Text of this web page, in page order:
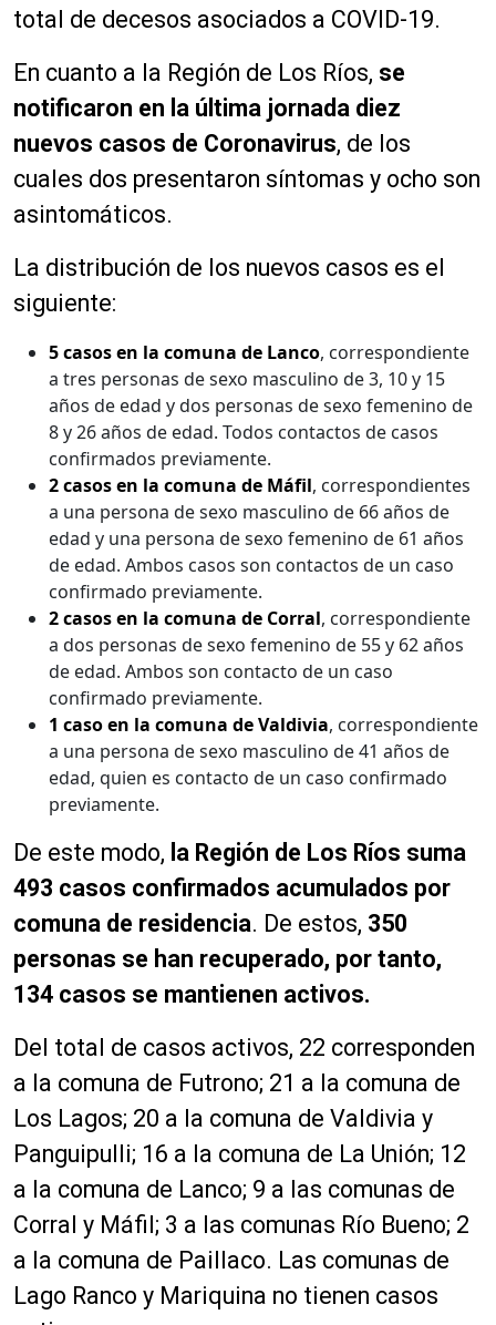
total de decesos asociados a COVID-19.
En cuanto a la Región de Los Ríos, se
notificaron en la última jornada diez
nuevos casos de Coronavirus, de los
cuales dos presentaron síntomas y ocho son
asintomáticos.
La distribución de los nuevos casos es el
siguiente:
5 casos en la comuna de Lanco, correspondiente
a tres personas de sexo masculino de 3, 10 y 15
años de edad y dos personas de sexo femenino de
8 y 26 años de edad. Todos contactos de casos
confirmados previamente.
2 casos en la comuna de Máfil, correspondientes
a una persona de sexo masculino de 66 años de
edad y una persona de sexo femenino de 61 años
de edad. Ambos casos son contactos de un caso
confirmado previamente.
2 casos en la comuna de Corral, correspondiente
a dos personas de sexo femenino de 55 y 62 años
de edad. Ambos son contacto de un caso
confirmado previamente.
1 caso en la comuna de Valdivia, correspondiente
a una persona de sexo masculino de 41 años de
edad, quien es contacto de un caso confirmado
previamente.
De este modo, la Región de Los Ríos suma
493 casos confirmados acumulados por
comuna de residencia. De estos, 350
personas se han recuperado, por tanto,
134 casos se mantienen activos.
Del total de casos activos, 22 corresponden
a la comuna de Futrono; 21 a la comuna de
Los Lagos; 20 a la comuna de Valdivia y
Panguipulli; 16 a la comuna de La Unión; 12
a la comuna de Lanco; 9 a las comunas de
Corral y Máfil; 3 a las comunas Río Bueno; 2
a la comuna de Paillaco. Las comunas de
Lago Ranco y Mariquina no tienen casos